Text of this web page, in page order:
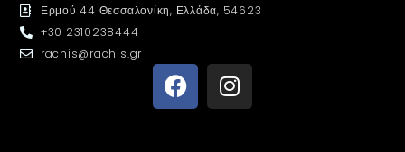
Ερμού 44 Θεσσαλονίκη, Ελλάδα, 54623
+30 2310238444
rachis@rachis.gr